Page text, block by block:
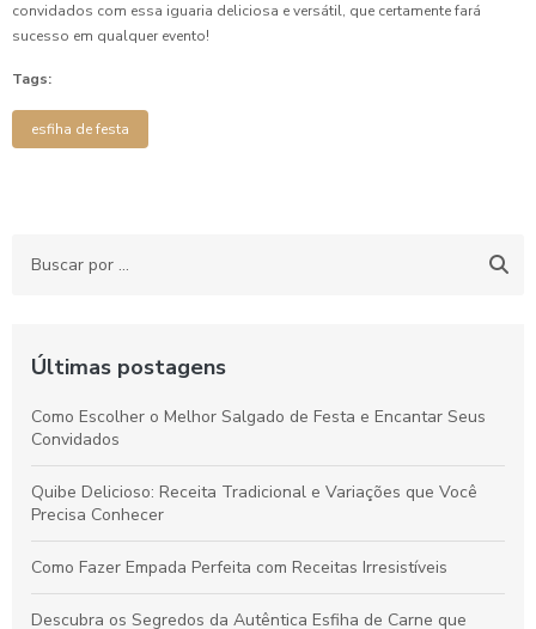
convidados com essa iguaria deliciosa e versátil, que certamente fará
sucesso em qualquer evento!
Tags:
esfiha de festa
Últimas postagens
Como Escolher o Melhor Salgado de Festa e Encantar Seus
Convidados
Quibe Delicioso: Receita Tradicional e Variações que Você
Precisa Conhecer
Como Fazer Empada Perfeita com Receitas Irresistíveis
Descubra os Segredos da Autêntica Esfiha de Carne que